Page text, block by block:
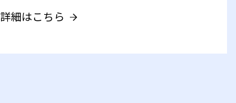
詳細はこちら